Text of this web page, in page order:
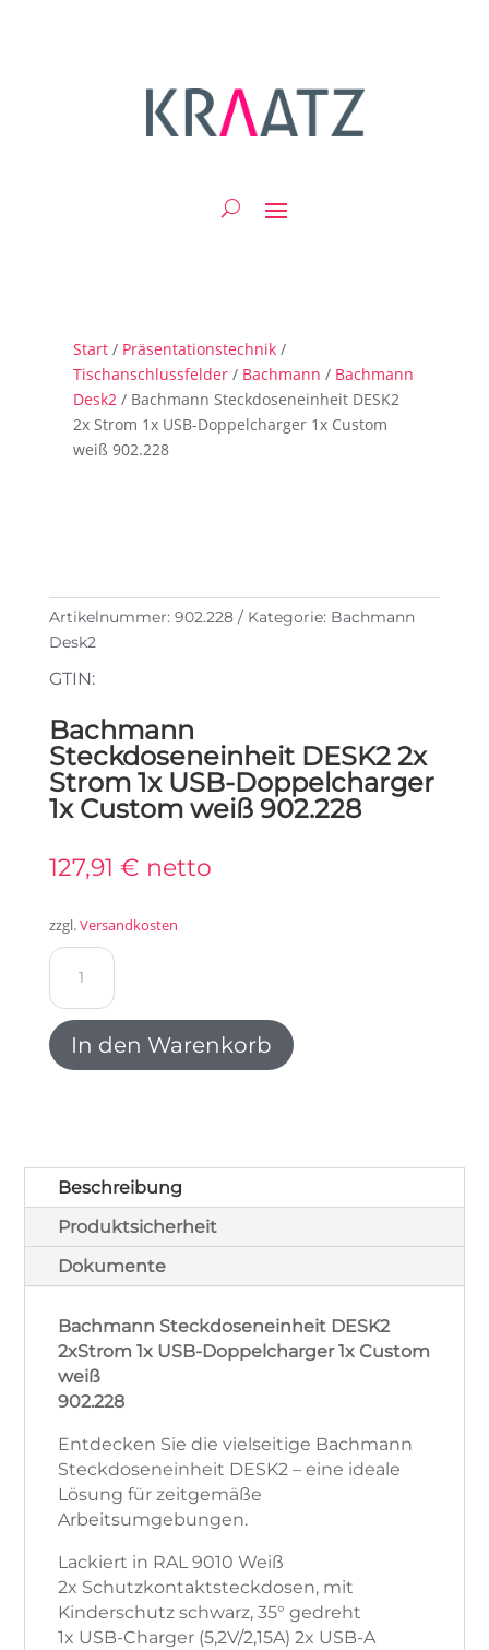
Start / Präsentationstechnik /
Tischanschlussfelder / Bachmann / Bachmann
Desk2 / Bachmann Steckdoseneinheit DESK2
2x Strom 1x USB-Doppelcharger 1x Custom
weiß 902.228
Artikelnummer: 902.228 Kategorie: Bachmann
Desk2
GTIN:
Bachmann
Steckdoseneinheit DESK2 2x
Strom 1x USB-Doppelcharger
1x Custom weiß 902.228
127,91 € netto
zzgl.Versandkosten
Bachmann
Steckdoseneinheit
DESK2
2x
Strom
Custom
weiß
902.228
Menge
In den Warenkorb
Beschreibung
Produktsicherheit
Dokumente
Bachmann Steckdoseneinheit DESK2
2xStrom 1x USB-Doppelcharger 1x Custom
weiß
902.228
Entdecken Sie die vielseitige Bachmann
Steckdoseneinheit DESK2 – eine ideale
Lösung für zeitgemäße
Arbeitsumgebungen.
Lackiert in RAL 9010 Weiß
2x Schutzkontaktsteckdosen, mit
Kinderschutz schwarz, 35° gedreht
1x USB-Charger (5,2V/2,15A) 2x USB-A